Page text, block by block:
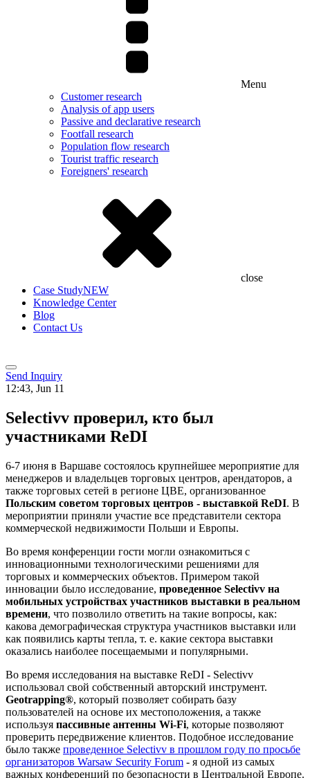
Menu
Customer research
Analysis of app users
Passive and declarative research
Footfall research
Population flow research
Tourist traffic research
Foreigners' research
close
Case StudyNEW
Knowledge Center
Blog
Contact Us
Send Inquiry
12:43, Jun 11
Selectivv проверил, кто был
участниками ReDI
6-7 июня в Варшаве состоялось крупнейшее мероприятие для
менеджеров и владельцев торговых центров, арендаторов, а
также торговых сетей в регионе ЦВЕ, организованное
Польским советом торговых центров - выставкой ReDI. В
мероприятии приняли участие все представители сектора
коммерческой недвижимости Польши и Европы.
Во время конференции гости могли ознакомиться с
инновационными технологическими решениями для
торговых и коммерческих объектов. Примером такой
инновации было исследование, проведенное Selectivv на
мобильных устройствах участников выставки в реальном
времени, что позволило ответить на такие вопросы, как:
какова демографическая структура участников выставки или
как появились карты тепла, т. е. какие сектора выставки
оказались наиболее посещаемыми и популярными.
Во время исследования на выставке ReDI - Selectivv
использовал свой собственный авторский инструмент.
Geotrapping®, который позволяет собирать базу
пользователей на основе их местоположения, а также
используя пассивные антенны Wi-Fi, которые позволяют
проверить передвижение клиентов. Подобное исследование
было также проведенное Selectivv в прошлом году по просьбе
организаторов Warsaw Security Forum - я одной из самых
важных конференций по безопасности в Центральной Европе.